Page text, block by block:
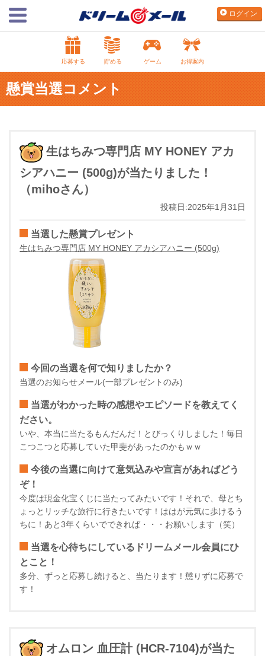
ログイン
応募する 貯める ゲーム お得案内
懸賞当選コメント
生はちみつ専門店 MY HONEY アカ
シアハニー (500g)が当たりました！
（mihoさん）
投稿日:2025年1月31日
当選した懸賞プレゼント
生はちみつ専門店 MY HONEY アカシアハニー (500g)
今回の当選を何で知りましたか？
当選のお知らせメール(一部プレゼントのみ)
当選がわかった時の感想やエピソードを教えてく
ださい。
いや、本当に当たるもんだんだ！とびっくりしました！毎日
こつこつと応募していた甲斐があったのかもｗｗ
今後の当選に向けて意気込みや宣言があればどう
ぞ！
今度は現金化宝くじに当たってみたいです！それで、母とち
ょっとリッチな旅行に行きたいです！ははが元気に歩けるう
ちに！あと3年くらいでできれば・・・お願いします（笑）
当選を心待ちにしているドリームメール会員にひ
とこと！
多分、ずっと応募し続けると、当たります！懲りずに応募で
す！
オムロン 血圧計 (HCR-7104)が当た